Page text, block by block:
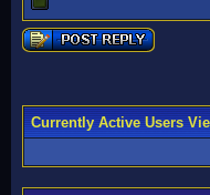
Currently Active Users